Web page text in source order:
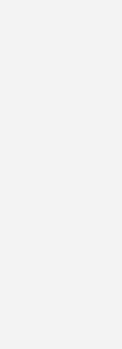
Sie bitte
die
Fällen ist es
ein weiteres
daher
stets